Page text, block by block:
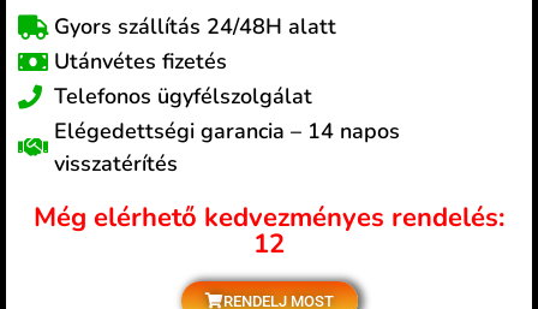
Gyors szállítás 24/48H alatt
Utánvétes fizetés
Telefonos ügyfélszolgálat
Elégedettségi garancia – 14 napos
visszatérítés
Még elérhető kedvezményes rendelés:
12
RENDELJ MOST